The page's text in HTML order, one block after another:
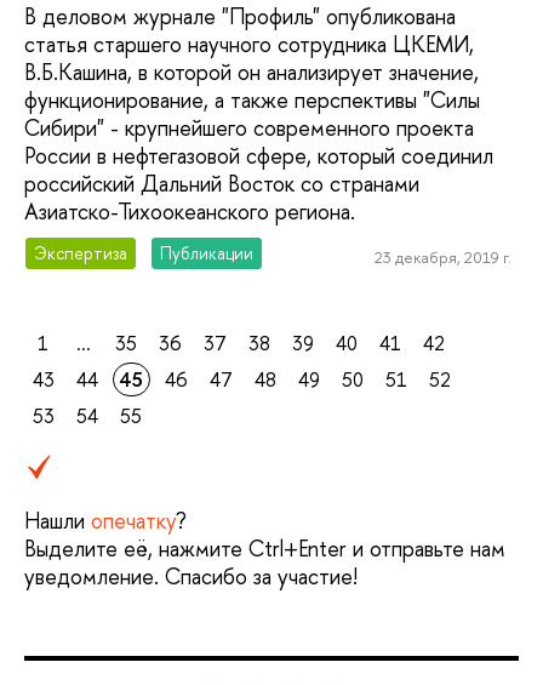
В деловом журнале "Профиль" опубликована
статья старшего научного сотрудника ЦКЕМИ,
В.Б.Кашина, в которой он анализирует значение,
функционирование, а также перспективы "Силы
Сибири" - крупнейшего современного проекта
России в нефтегазовой сфере, который соединил
российский Дальний Восток со странами
Азиатско-Тихоокеанского региона.
Экспертиза Публикации 23 декабря, 2019 г.
1 ... 35 36 37 38 39 40 41
42
43
44 45 46 47 48 49 50 51
52
53
54 55
Нашли опечатку?
Выделите её, нажмите Ctrl+Enter и отправьте нам
уведомление. Спасибо за участие!